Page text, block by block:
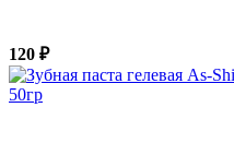
120 ₽